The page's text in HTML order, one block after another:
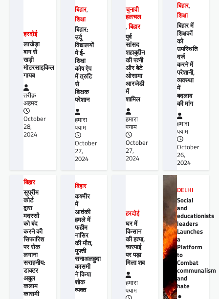
हरदोई
लाखेड़ा
बाग से
खड़ी
मोटरसाइकिल
गायब
तरीक़
अहमद
October
28,
2024
बिहार,
शिक्षा
बिहार:
उर्दू
विद्यालयों
में ई-
शिक्षा
कोष ऐप
में त्रुटि
से
शिक्षक
परेशान
हमारा
पयाम
October
27,
2024
चुनावी
हलचल
,बिहार
पुर्व
सांसद
शहाबुद्दीन
की पत्नी
और बेटे
ओसामा
आरजेडी
में
शामिल
हमारा
पयाम
October
27,
2024
बिहार,
शिक्षा
बिहार में
शिक्षकों
को
उपस्थिति
दर्ज
करने में
परेशानी,
व्यवस्था
में
बदलाव
की मांग
हमारा
पयाम
October
26,
2024
बिहार
सुप्रीम
कोर्ट
द्वारा
मदरसों
को बंद
करने की
सिफारिश
पर रोक
लगाना
सराहनीय:
डाक्टर
अबुल
कलाम
कासमी
बिहार
कश्मीर
में
आतंकी
हमले में
फहीम
नासिर
की मौत,
मुफ्ती
सनाअलहुदा
कासमी
ने किया
शोक
व्यक्त
हरदोई
घर में
किसान
की हत्या,
चारपाई
पर पड़ा
मिला शव
हमारा
पयाम
DELHI
Social
and
educationists
leaders
Launches
a
Platform
to
Combat
communalism
and
hate